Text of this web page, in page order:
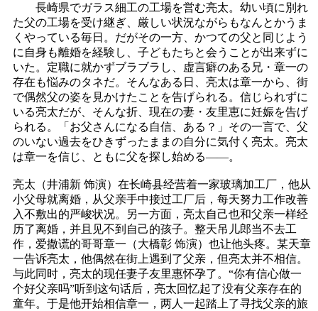
長崎県でガラス細工の工場を営む亮太。幼い頃に別れ
た父の工場を受け継ぎ、厳しい状況ながらもなんとかうま
くやっている毎日。だがその一方、かつての父と同じよう
に自身も離婚を経験し、子どもたちと会うことが出来ずに
いた。定職に就かずブラブラし、虚言癖のある兄・章一の
存在も悩みのタネだ。そんなある日、亮太は章一から、街
で偶然父の姿を見かけたことを告げられる。信じられずに
いる亮太だが、そんな折、現在の妻・友里恵に妊娠を告げ
られる。「お父さんになる自信、ある？」その一言で、父
のいない過去をひきずったままの自分に気付く亮太。亮太
は章一を信じ、ともに父を探し始める――。
亮太（井浦新 饰演）在长崎县经营着一家玻璃加工厂，他从
小父母就离婚，从父亲手中接过工厂后，每天努力工作改善
入不敷出的严峻状况。另一方面，亮太自己也和父亲一样经
历了离婚，并且见不到自己的孩子。整天吊儿郎当不去工
作，爱撒谎的哥哥章一（大橋彰 饰演）也让他头疼。某天章
一告诉亮太，他偶然在街上遇到了父亲，但亮太并不相信。
与此同时，亮太的现任妻子友里惠怀孕了。“你有信心做一
个好父亲吗”听到这句话后，亮太回忆起了没有父亲存在的
童年。于是他开始相信章一，两人一起踏上了寻找父亲的旅